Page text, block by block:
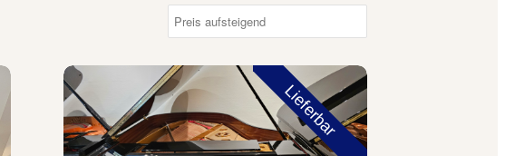
Lieferbar
August Förster Flügel Modell 190